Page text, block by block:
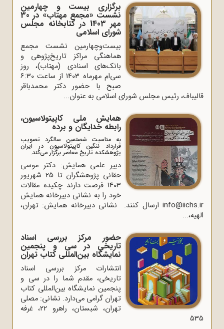
برگزاری بیست و چهارمین
نشست «مجمع مهتاب» در 30
مهر 1403 در کتابخانه مجلس
شورای اسلامی
بیست‌وچهارمین نشست مجمع
هماهنگی مراکز تاریخ‌پژوهی و
بانک‌های اسنادی (مهتاب)، روز
سی‌ام مهرماه 1403 از ساعت 6:30
صبح با حضور دکتر محمدباقر
قالیباف، رئیس مجلس شورای اسلامی به عنوان...
همایش ملی کاپیتولاسیون،
رابطه خدایگان و برده
به مناسبت شصتمین سالگرد تصویب
قرارداد ننگین کاپیتولاسیون در ایران
پژوهشکده تاریخ معاصر برگزار می‌کند.
دبیر علمی همایش: دکتر موسی
حقانی پژوهشگران تا 25 شهریور
1403 فرصت دارند چکیده مقالات
خود را به نشانی دبیرخانه همایش
info@iichs.ir ارسال کنند. نشانی دبیرخانه همایش: تهران،
الهیه،...
حضور مرکز بررسی اسناد
تاریخی در سی و پنجمین
نمایشگاه بین‌المللی کتاب تهران
انتشارات مرکز بررسی اسناد
تاریخی، مقدم شما را در سی و
پنجمین نمایشگاه بین‌المللی کتاب
تهران گرامی می‌دارد. نشانی: مصلی
تهران، شبستان، راهرو 22، غرفه
535